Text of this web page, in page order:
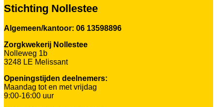
Stichting Nollestee
Algemeen/kantoor: 06 13598896
Zorgkwekerij Nollestee
Nolleweg 1b
3248 LE Melissant
Openingstijden deelnemers:
Maandag tot en met vrijdag
9:00-16:00 uur